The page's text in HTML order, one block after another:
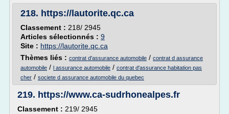
218. https://lautorite.qc.ca
Classement : 218/ 2945
Articles sélectionnés : 9
Site : https://lautorite.qc.ca
Thèmes liés : contrat d'assurance automobile / contrat d assurance
automobile / l assurance automobile / contrat d'assurance habitation pas
cher / societe d assurance automobile du quebec
219. https://www.ca-sudrhonealpes.fr
Classement : 219/ 2945